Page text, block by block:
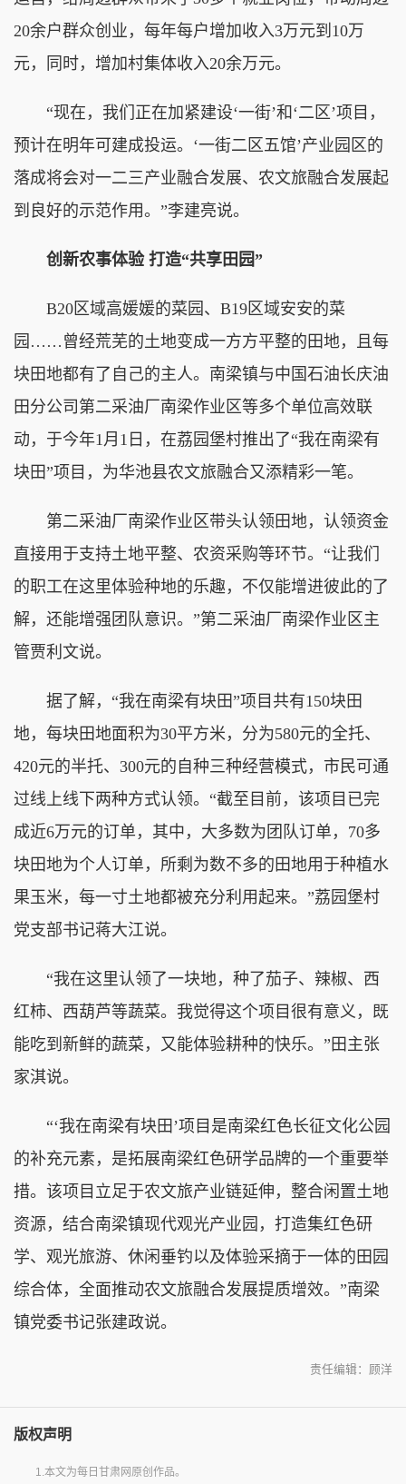
20余户群众创业，每年每户增加收入3万元到10万
元，同时，增加村集体收入20余万元。
“现在，我们正在加紧建设‘一街’和‘二区’项目，
预计在明年可建成投运。‘一街二区五馆’产业园区的
落成将会对一二三产业融合发展、农文旅融合发展起
到良好的示范作用。”李建亮说。
创新农事体验 打造“共享田园”
B20区域高媛媛的菜园、B19区域安安的菜
园……曾经荒芜的土地变成一方方平整的田地，且每
块田地都有了自己的主人。南梁镇与中国石油长庆油
田分公司第二采油厂南梁作业区等多个单位高效联
动，于今年1月1日，在荔园堡村推出了“我在南梁有
块田”项目，为华池县农文旅融合又添精彩一笔。
第二采油厂南梁作业区带头认领田地，认领资金
直接用于支持土地平整、农资采购等环节。“让我们
的职工在这里体验种地的乐趣，不仅能增进彼此的了
解，还能增强团队意识。”第二采油厂南梁作业区主
管贾利文说。
据了解，“我在南梁有块田”项目共有150块田
地，每块田地面积为30平方米，分为580元的全托、
420元的半托、300元的自种三种经营模式，市民可通
过线上线下两种方式认领。“截至目前，该项目已完
成近6万元的订单，其中，大多数为团队订单，70多
块田地为个人订单，所剩为数不多的田地用于种植水
果玉米，每一寸土地都被充分利用起来。”荔园堡村
党支部书记蒋大江说。
“我在这里认领了一块地，种了茄子、辣椒、西
红柿、西葫芦等蔬菜。我觉得这个项目很有意义，既
能吃到新鲜的蔬菜，又能体验耕种的快乐。”田主张
家淇说。
“‘我在南梁有块田’项目是南梁红色长征文化公园
的补充元素，是拓展南梁红色研学品牌的一个重要举
措。该项目立足于农文旅产业链延伸，整合闲置土地
资源，结合南梁镇现代观光产业园，打造集红色研
学、观光旅游、休闲垂钓以及体验采摘于一体的田园
综合体，全面推动农文旅融合发展提质增效。”南梁
镇党委书记张建政说。
责任编辑：顾洋
版权声明
1.本文为每日甘肃网原创作品。